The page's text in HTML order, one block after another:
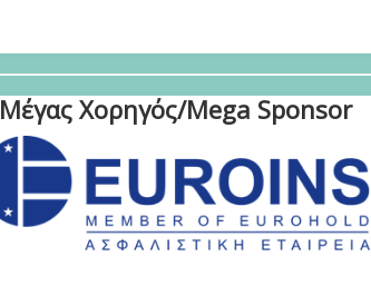
Μέγας Χορηγός/Mega Sponsor